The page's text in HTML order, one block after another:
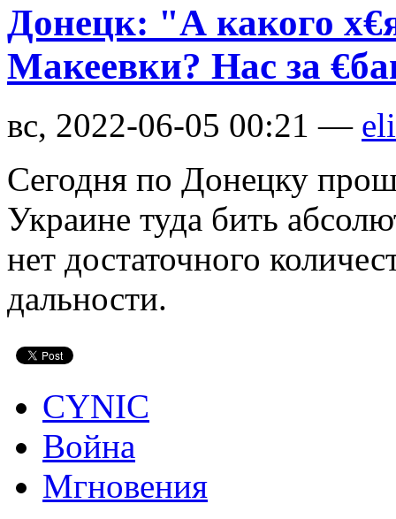
Донецк: "А какого
Макеевки? Нас за
вс, 2022-06-05 00:21 —
Сегодня по Донецку
Украине туда бить
нет достаточного
дальности.
CYNIC
Война
Мгновения